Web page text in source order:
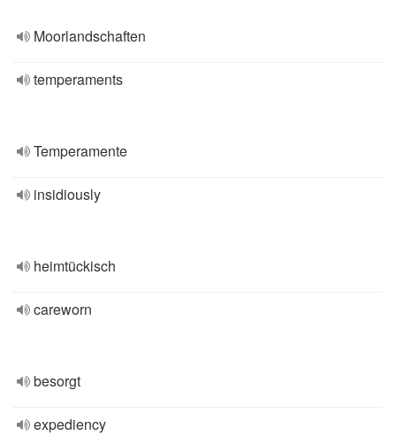
Moorlandschaften
temperaments
Temperamente
insidiously
heimtückisch
careworn
besorgt
expediency